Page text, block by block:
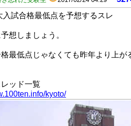
入試合格最低点を予想するスレ
想しましょう。
最低点じゃなくても昨年より上が
ッド一覧
kyoto/